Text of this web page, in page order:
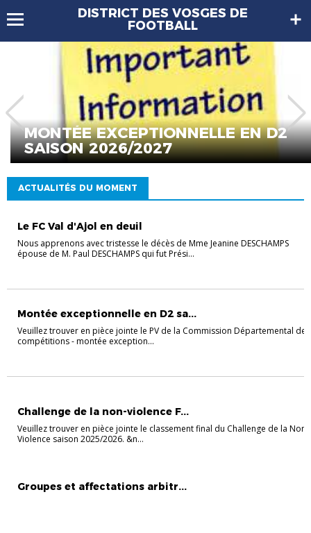
DISTRICT DES VOSGES DE
FOOTBALL
MONTÉE EXCEPTIONNELLE EN D2
SAISON 2026/2027
ACTUALITÉS DU MOMENT
Le FC Val d'Ajol en deuil
Nous apprenons avec tristesse le décès de Mme Jeanine DESCHAMPS
épouse de M. Paul DESCHAMPS qui fut Prési...
Montée exceptionnelle en D2 sa...
Veuillez trouver en pièce jointe le PV de la Commission Départemental des
compétitions - montée exception...
Challenge de la non-violence F...
Veuillez trouver en pièce jointe le classement final du Challenge de la Non-
Violence saison 2025/2026. &n...
Groupes et affectations arbitr...